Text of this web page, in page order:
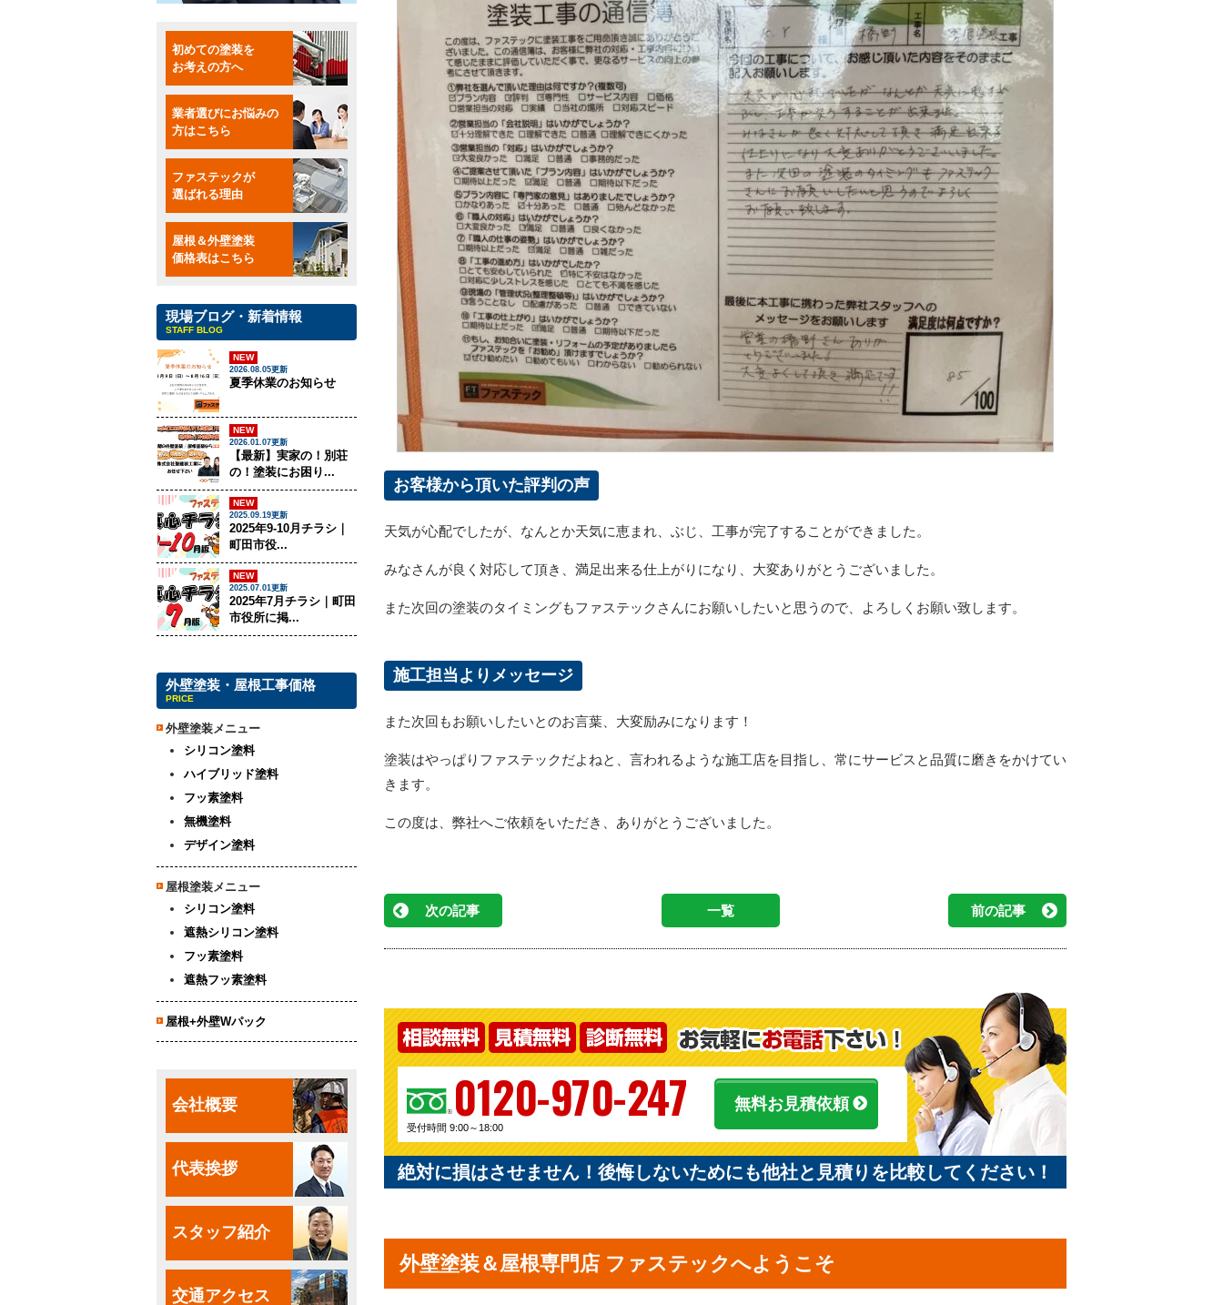
お客様から頂いた評判の声
天気が心配でしたが、なんとか天気に恵まれ、ぶじ、工事が完了することができました。
みなさんが良く対応して頂き、満足出来る仕上がりになり、大変ありがとうございました。
また次回の塗装のタイミングもファステックさんにお願いしたいと思うので、よろしくお願い致します。
施工担当よりメッセージ
また次回もお願いしたいとのお言葉、大変励みになります！
塗装はやっぱりファステックだよねと、言われるような施工店を目指し、常にサービスと品質に磨きをかけてい
きます。
この度は、弊社へご依頼をいただき、ありがとうございました。
次の記事 一覧 前の記事
0120-970-247
受付時間 9:00～18:00
無料お見積依頼
絶対に損はさせません！後悔しないためにも他社と見積りを比較してください！
外壁塗装＆屋根専門店 ファステックへようこそ
初めての塗装を
お考えの方へ
業者選びにお悩みの
方はこちら
ファステックが
選ばれる理由
屋根＆外壁塗装
価格表はこちら
現場ブログ・新着情報
STAFF BLOG
NEW
2026.08.05更新
夏季休業のお知らせ
NEW
2026.01.07更新
【最新】実家の！別荘
の！塗装にお困り...
NEW
2025.09.19更新
2025年9-10月チラシ｜
町田市役...
NEW
2025.07.01更新
2025年7月チラシ｜町田
市役所に掲...
外壁塗装・屋根工事価格
PRICE
外壁塗装メニュー
シリコン塗料
ハイブリッド塗料
フッ素塗料
無機塗料
デザイン塗料
屋根塗装メニュー
シリコン塗料
遮熱シリコン塗料
フッ素塗料
遮熱フッ素塗料
屋根+外壁Wパック
会社概要
代表挨拶
スタッフ紹介
交通アクセス